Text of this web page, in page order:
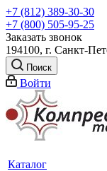
+7 (812) 389-30-30
+7 (800) 505-95-25
Заказать звонок
194100, г. Санкт-
Поиск
Войти
Каталог